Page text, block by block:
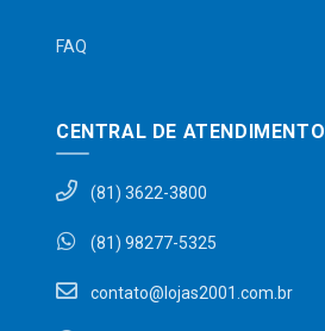
FAQ
CENTRAL DE ATENDIMENTO
(81) 3622-3800
(81) 98277-5325
contato@lojas2001.com.br